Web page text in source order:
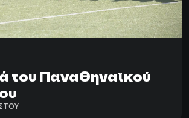
του Παναθηναϊκού